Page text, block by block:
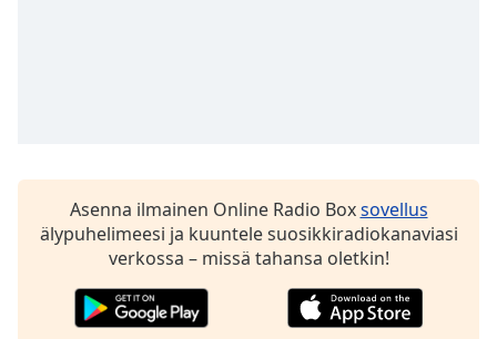
Opacity
Asenna ilmainen Online Radio Boxsovellus
älypuhelimeesi ja kuuntele suosikkiradiokanaviasi
verkossa – missä tahansa oletkin!